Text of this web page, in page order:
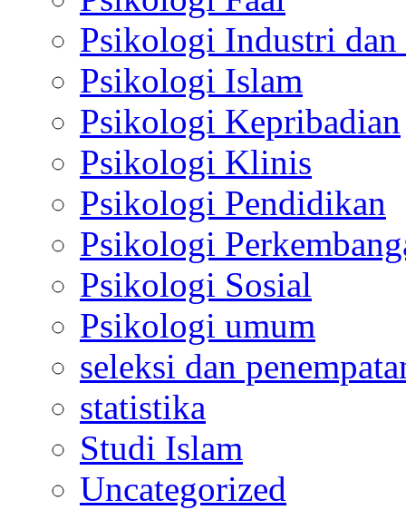
Psikologi Industri dan
Psikologi Islam
Psikologi Kepribadian
Psikologi Klinis
Psikologi Pendidikan
Psikologi
Psikologi Sosial
Psikologi umum
seleksi dan
statistika
Studi Islam
Uncategorized